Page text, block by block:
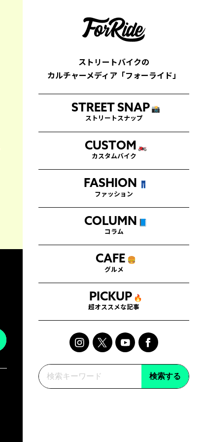
ストリートバイクの
カルチャーメディア「フォーライド」
STREET SNAP 📸
ストリートスナップ
CUSTOM 🏍
カスタムバイク
FASHION 👖
ファッション
COLUMN
コラム
CAFE 🍔
グルメ
PICKUP 🔥
超オススメな記事
検索する